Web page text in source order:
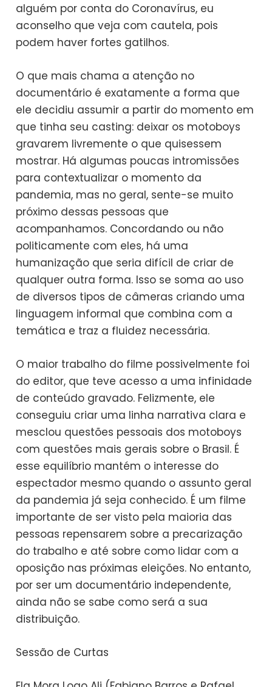
alguém por conta do Coronavírus, eu
aconselho que veja com cautela, pois
podem haver fortes gatilhos.
O que mais chama a atenção no
documentário é exatamente a forma que
ele decidiu assumir a partir do momento em
que tinha seu casting: deixar os motoboys
gravarem livremente o que quisessem
mostrar. Há algumas poucas intromissões
para contextualizar o momento da
pandemia, mas no geral, sente-se muito
próximo dessas pessoas que
acompanhamos. Concordando ou não
politicamente com eles, há uma
humanização que seria difícil de criar de
qualquer outra forma. Isso se soma ao uso
de diversos tipos de câmeras criando uma
linguagem informal que combina com a
temática e traz a fluidez necessária.
O maior trabalho do filme possivelmente foi
do editor, que teve acesso a uma infinidade
de conteúdo gravado. Felizmente, ele
conseguiu criar uma linha narrativa clara e
mesclou questões pessoais dos motoboys
com questões mais gerais sobre o Brasil. É
esse equilíbrio mantém o interesse do
espectador mesmo quando o assunto geral
da pandemia já seja conhecido. É um filme
importante de ser visto pela maioria das
pessoas repensarem sobre a precarização
do trabalho e até sobre como lidar com a
oposição nas próximas eleições. No entanto,
por ser um documentário independente,
ainda não se sabe como será a sua
distribuição.
Sessão de Curtas